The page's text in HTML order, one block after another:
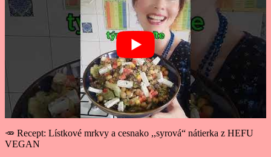
🥕 Recept: Lístkové mrkvy a cesnako ,,syrová“ nátierka z HEFU
VEGAN